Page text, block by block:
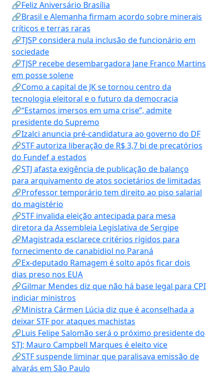
🔗Feliz Aniversário Brasília
🔗Brasil e Alemanha firmam acordo sobre minerais
críticos e terras raras
🔗TJSP considera nula inclusão de funcionário em
sociedade
🔗TJSP recebe desembargadora Jane Franco Martins
em posse solene
🔗Como a capital de JK se tornou centro da
tecnologia eleitoral e o futuro da democracia
🔗“Estamos imersos em uma crise”, admite
presidente do Supremo
🔗Izalci anuncia pré-candidatura ao governo do DF
🔗STF autoriza liberação de R$ 3,7 bi de precatórios
do Fundef a estados
🔗STJ afasta exigência de publicação de balanço
para arquivamento de atos societários de limitadas
🔗Professor temporário tem direito ao piso salarial
do magistério
🔗STF invalida eleição antecipada para mesa
diretora da Assembleia Legislativa de Sergipe
🔗Magistrada esclarece critérios rígidos para
fornecimento de canabidiol no Paraná
🔗Ex-deputado Ramagem é solto após ficar dois
dias preso nos EUA
🔗Gilmar Mendes diz que não há base legal para CPI
indiciar ministros
🔗Ministra Cármen Lúcia diz que é aconselhada a
deixar STF por ataques machistas
🔗Luis Felipe Salomão será o próximo presidente do
STJ; Mauro Campbell Marques é eleito vice
🔗STF suspende liminar que paralisava emissão de
alvarás em São Paulo